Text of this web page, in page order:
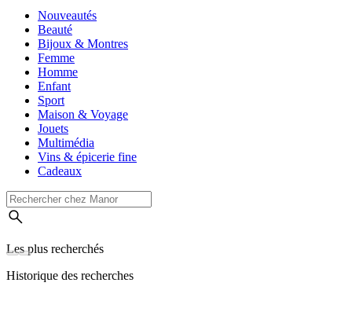
Nouveautés
Beauté
Bijoux & Montres
Femme
Homme
Enfant
Sport
Maison & Voyage
Jouets
Multimédia
Vins & épicerie fine
Cadeaux
Les plus recherchés
Historique des recherches